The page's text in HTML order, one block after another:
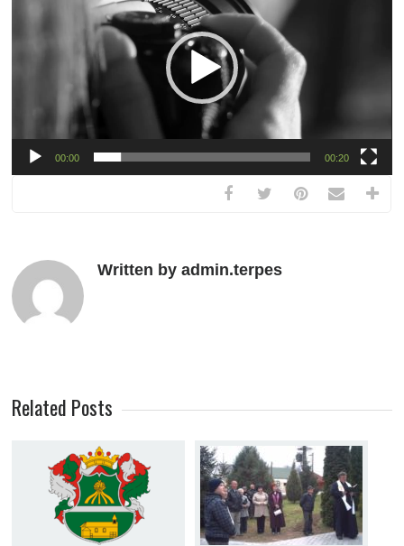
00:00 00:20
Written by admin.terpes
Related Posts